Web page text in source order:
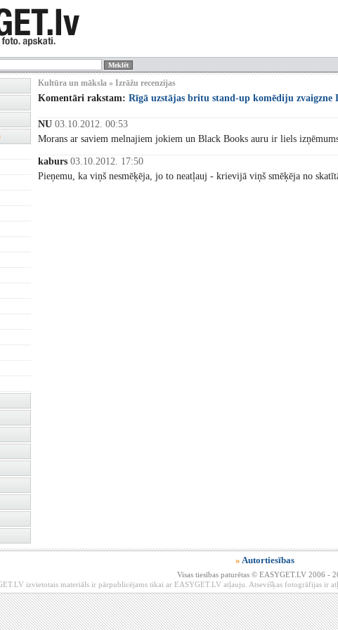
Kultūra un māksla » Izrāžu recenzijas
Komentāri rakstam: Rīgā uzstājas britu stand-up komēdiju zvaigzne
NU 03.10.2012. 00:53
Morans ar saviem melnajiem jokiem un Black Books auru ir liels
kaburs 03.10.2012. 17:50
Pieņemu, ka viņš nesmēķēja, jo to neatļauj - krievijā viņš smēķēja no
» Autortiesības
Visas tiesības paturētas © EASYGET.LV 2006 -
izvietotais materiāls ir pārpublicējams tikai ar EASYGET.LV atļauju. Atsevišķas fotogrāfijas ir